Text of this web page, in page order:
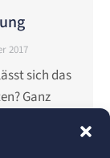
2017
sich das
Ganz